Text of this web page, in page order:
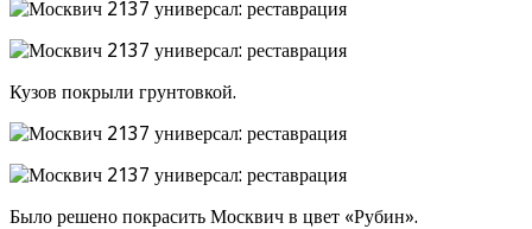
Кузов покрыли грунтовкой.
Было решено покрасить Москвич в цвет «Рубин».